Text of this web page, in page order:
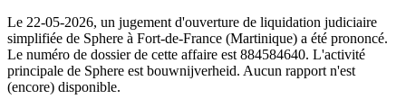
Le 22-05-2026, un jugement d'ouverture de liquidation judiciaire
simplifiée de Sphere à Fort-de-France (Martinique) a été prononcé.
Le numéro de dossier de cette affaire est 884584640. L'activité
principale de Sphere est bouwnijverheid. Aucun rapport n'est
(encore) disponible.